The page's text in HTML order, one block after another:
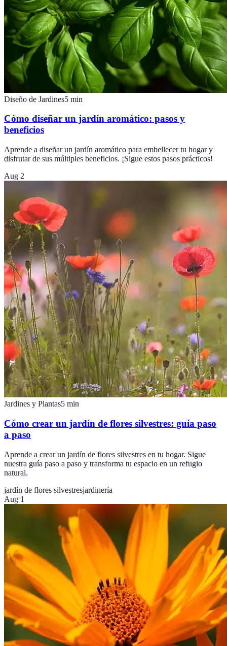
Diseño de Jardines5 min
Cómo diseñar un jardín aromático: pasos y
beneficios
Aprende a diseñar un jardín aromático para embellecer tu hogar y
disfrutar de sus múltiples beneficios. ¡Sigue estos pasos prácticos!
Aug 2
Jardines y Plantas5 min
Cómo crear un jardín de flores silvestres: guía paso
a paso
Aprende a crear un jardín de flores silvestres en tu hogar. Sigue
nuestra guía paso a paso y transforma tu espacio en un refugio
natural.
jardín de flores silvestresjardinería
Aug 1